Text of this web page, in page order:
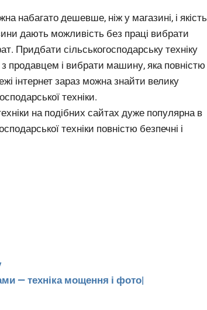
набагато дешевше, ніж у магазині, і якість
дають можливість без праці вибрати
Придбати сільськогосподарську техніку
продавцем і вибрати машину, яка повністю
інтернет зараз можна знайти велику
техніки.
на подібних сайтах дуже популярна в
техніки повністю безпечні і
— техніка мощення і фото|